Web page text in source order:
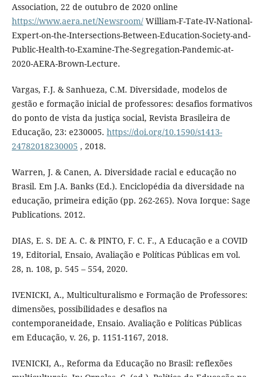
Association, 22 de outubro de 2020 online
https://www.aera.net/Newsroom/William-F-Tate-IV-National-
Expert-on-the-Intersections-Between-Education-Society-and-
Public-Health-to-Examine-The-Segregation-Pandemic-at-
2020-AERA-Brown-Lecture.
Vargas, F.J. & Sanhueza, C.M. Diversidade, modelos de
gestão e formação inicial de professores: desafios formativos
do ponto de vista da justiça social, Revista Brasileira de
Educação, 23: e230005. https://doi.org/10.1590/s1413-
24782018230005 , 2018.
Warren, J. & Canen, A. Diversidade racial e educação no
Brasil. Em J.A. Banks (Ed.). Enciclopédia da diversidade na
educação, primeira edição (pp. 262-265). Nova Iorque: Sage
Publications. 2012.
DIAS, E. S. DE A. C. & PINTO, F. C. F., A Educação e a COVID
19, Editorial, Ensaio, Avaliação e Políticas Públicas em vol.
28, n. 108, p. 545 – 554, 2020.
IVENICKI, A., Multiculturalismo e Formação de Professores:
dimensões, possibilidades e desafios na
contemporaneidade, Ensaio. Avaliação e Políticas Públicas
em Educação, v. 26, p. 1151-1167, 2018.
IVENICKI, A., Reforma da Educação no Brasil: reflexões